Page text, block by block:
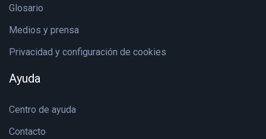
Glosario
Medios y prensa
Privacidad y configuración de cookies
Ayuda
Centro de ayuda
Contacto